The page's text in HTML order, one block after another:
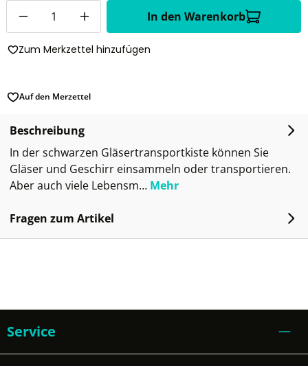
In den Warenkorb
Zum Merkzettel hinzufügen
Auf den Merzettel
Beschreibung
In der schwarzen Gläsertransportkiste können Sie
Gläser und Geschirr einsammeln oder transportieren.
Aber auch viele Lebensm… Mehr
Fragen zum Artikel
Service